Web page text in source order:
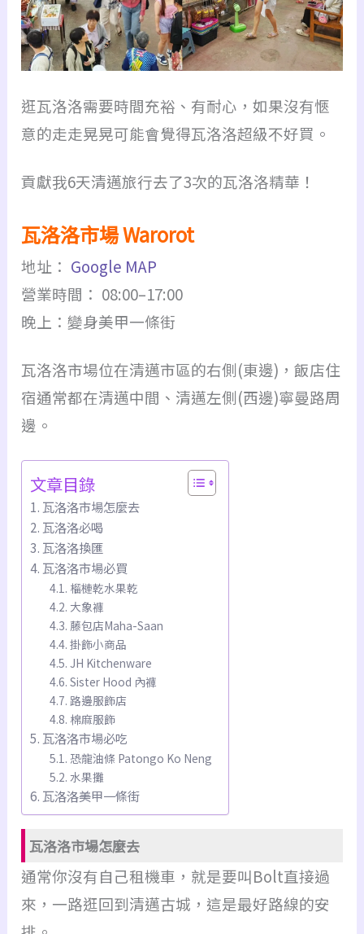
逛瓦洛洛需要時間充裕、有耐心，如果沒有愜
意的走走晃晃可能會覺得瓦洛洛超級不好買。
貢獻我6天清邁旅行去了3次的瓦洛洛精華！
瓦洛洛市場 Warorot
地址： Google MAP
營業時間： 08:00–17:00
晚上：變身美甲一條街
瓦洛洛市場位在清邁市區的右側(東邊)，飯店住
宿通常都在清邁中間、清邁左側(西邊)寧曼路周
邊。
文章目錄
瓦洛洛市場怎麼去
瓦洛洛必喝
瓦洛洛換匯
瓦洛洛市場必買
榴槤乾水果乾
大象褲
藤包店Maha-Saan
掛飾小商品
JH Kitchenware
Sister Hood 內褲
路邊服飾店
棉麻服飾
瓦洛洛市場必吃
恐龍油條 Patongo Ko Neng
水果攤
瓦洛洛美甲一條街
瓦洛洛市場怎麼去
通常你沒有自己租機車，就是要叫Bolt直接過
來，一路逛回到清邁古城，這是最好路線的安